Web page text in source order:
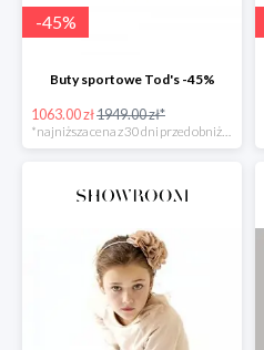
-45%
Buty sportowe Tod's -45%
1063.00 zł1949.00 zł*
*najniższa cena z 30 dni przed obniżką